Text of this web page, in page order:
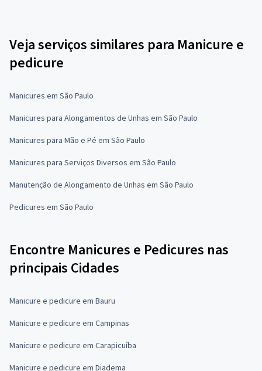
Veja serviços similares para Manicure e
pedicure
Manicures em São Paulo
Manicures para Alongamentos de Unhas em São Paulo
Manicures para Mão e Pé em São Paulo
Manicures para Serviços Diversos em São Paulo
Manutenção de Alongamento de Unhas em São Paulo
Pedicures em São Paulo
Encontre Manicures e Pedicures nas
principais Cidades
Manicure e pedicure em Bauru
Manicure e pedicure em Campinas
Manicure e pedicure em Carapicuíba
Manicure e pedicure em Diadema